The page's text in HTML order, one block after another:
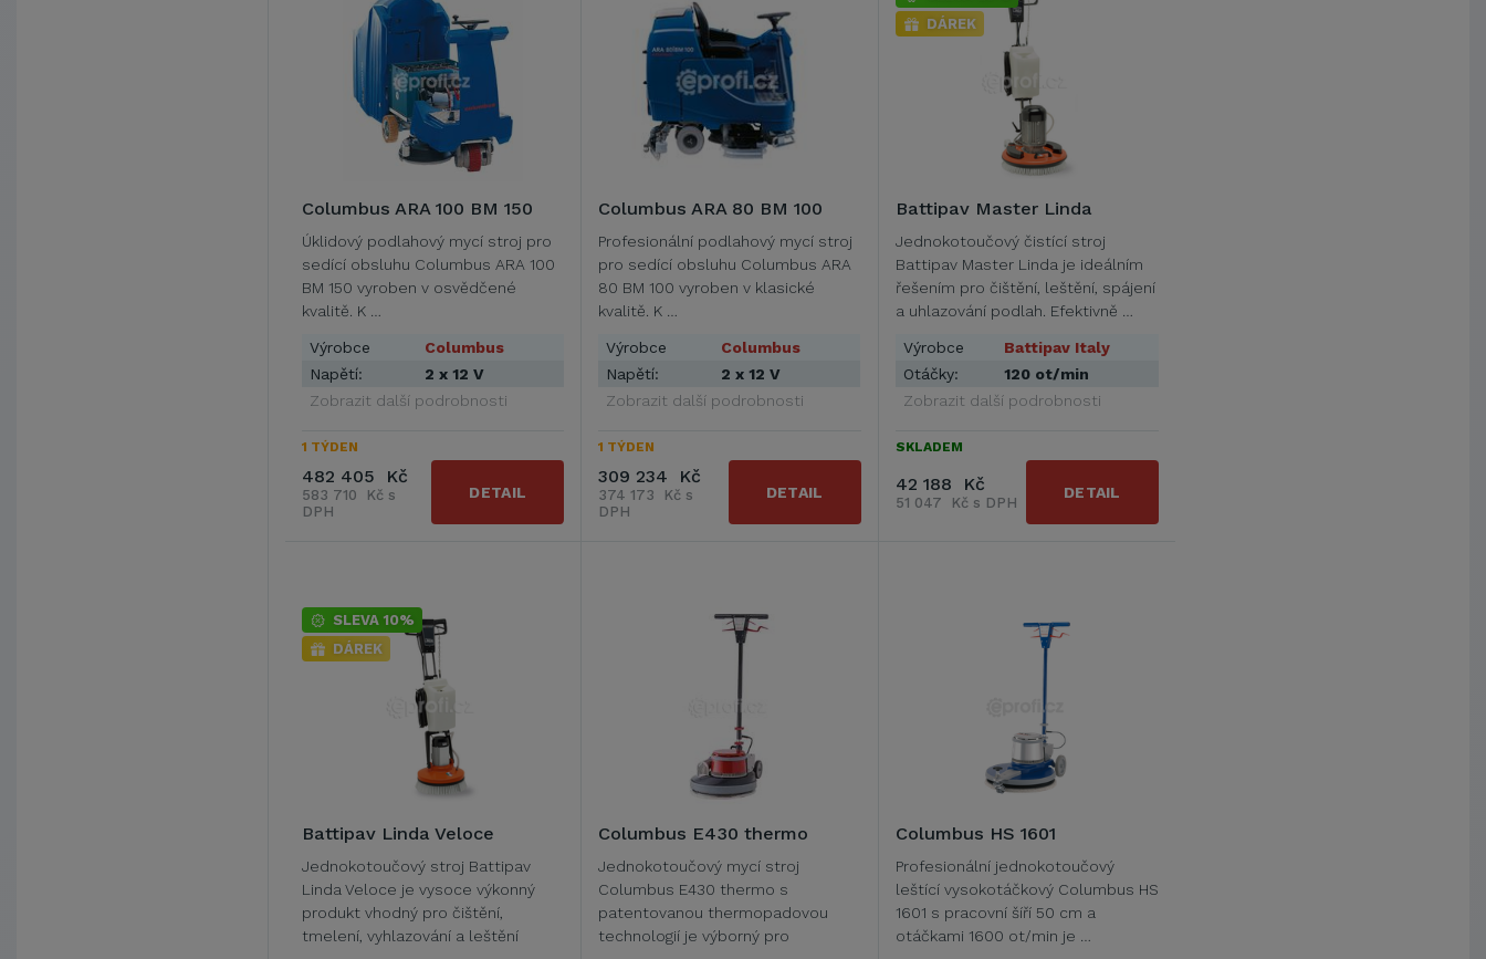
Columbus ARA 100 BM 150
Úklidový podlahový mycí stroj pro
sedící obsluhu Columbus ARA 100
BM 150 vyroben v osvědčené
kvalitě. K …
Výrobce
Columbus
Napětí:
2 x 12 V
Zobrazit další podrobnosti
1 TÝDEN
482 405 Kč
583 710 Kč s
DPH
DETAIL
Columbus ARA 80 BM 100
Profesionální podlahový mycí stroj
pro sedící obsluhu Columbus ARA
80 BM 100 vyroben v klasické
kvalitě. K …
Výrobce
Columbus
Napětí:
2 x 12 V
Zobrazit další podrobnosti
1 TÝDEN
309 234 Kč
374 173 Kč s
DPH
DETAIL
DÁREK
Battipav Master Linda
Jednokotoučový čistící stroj
Battipav Master Linda je ideálním
řešením pro čištění, leštění, spájení
a uhlazování podlah. Efektivně …
Výrobce
Battipav Italy
Otáčky:
120 ot/min
Zobrazit další podrobnosti
SKLADEM
42 188 Kč
51 047 Kč s DPH
DETAIL
SLEVA 10%
DÁREK
Battipav Linda Veloce
Jednokotoučový stroj Battipav
Linda Veloce je vysoce výkonný
produkt vhodný pro čištění,
tmelení, vyhlazování a leštění
Columbus E430 thermo
Jednokotoučový mycí stroj
Columbus E430 thermo s
patentovanou thermopadovou
technologií je výborný pro
Columbus HS 1601
Profesionální jednokotoučový
leštící vysokotáčkový Columbus HS
1601 s pracovní šíří 50 cm a
otáčkami 1600 ot/min je …